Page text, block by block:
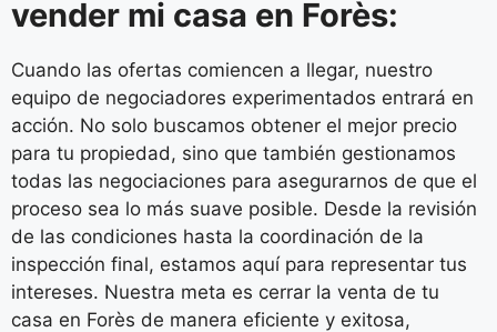
vender mi casa en Forès:
Cuando las ofertas comiencen a llegar, nuestro
equipo de negociadores experimentados entrará en
acción. No solo buscamos obtener el mejor precio
para tu propiedad, sino que también gestionamos
todas las negociaciones para asegurarnos de que el
proceso sea lo más suave posible. Desde la revisión
de las condiciones hasta la coordinación de la
inspección final, estamos aquí para representar tus
intereses. Nuestra meta es cerrar la venta de tu
casa en Forès de manera eficiente y exitosa,